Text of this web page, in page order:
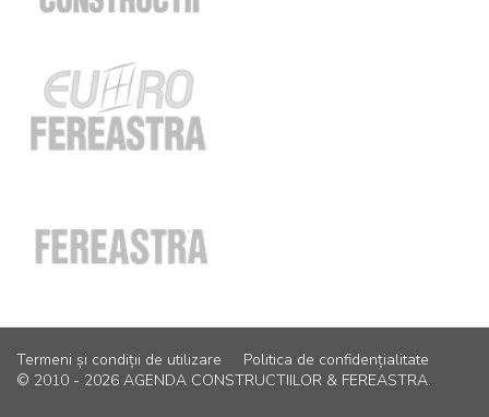
Termeni și condiții de utilizare
Politica de confidențialitate
© 2010 - 2026 AGENDA CONSTRUCTIILOR & FEREASTRA.